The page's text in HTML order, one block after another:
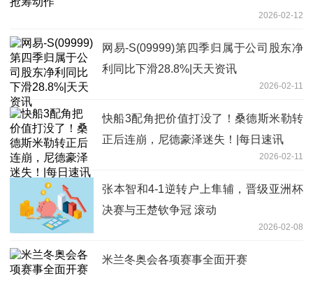
2026-02-12
网易-S(09999)第四季归属于公司股东净
利同比下滑28.8%|天天资讯
2026-02-11
快船3配角把价值打没了！桑德斯米勒转
正后连崩，尼德豪泽迷失！|每日速讯
2026-02-11
张本智和4-1逆转户上隼辅，晋级亚洲杯
决赛与王楚钦争冠 滚动
2026-02-08
米兰冬奥会各项赛事全面开赛